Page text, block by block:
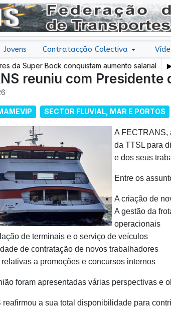
Jovens Contratacção Colectiva
Super Bock conquistam aumento salarial
em
reuniu com Presidente
SECTOR FLUVIAL, MAR E PORTOS
A FECTRANS,
da TTSL para
e dos seus
Entre os
A criação de
A gestão da
operacionais
de terminais e o serviço de veículos
de contratação de novos trabalhadores
a promoções e concursos internos
foram apresentadas várias perspectivas e
a sua total disponibilidade para